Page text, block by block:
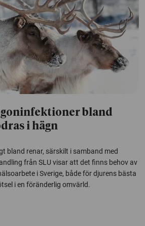
bland
i hägn
bland renar, särskilt i samband med
från SLU visar att det finns behov av
i Sverige, både för djurens bästa
i en föränderlig omvärld.